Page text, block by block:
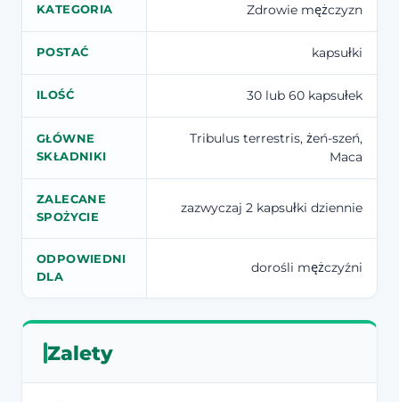
KATEGORIA Zdrowie mężczyzn
POSTAĆ kapsułki
ILOŚĆ 30 lub 60 kapsułek
GŁÓWNE
SKŁADNIKI
Tribulus terrestris, żeń-szeń,
Maca
ZALECANE
SPOŻYCIE
zazwyczaj 2 kapsułki dziennie
ODPOWIEDNI
DLA
dorośli mężczyźni
Zalety